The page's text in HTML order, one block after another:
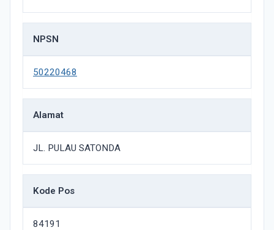
NPSN
50220468
Alamat
JL. PULAU SATONDA
Kode Pos
84191